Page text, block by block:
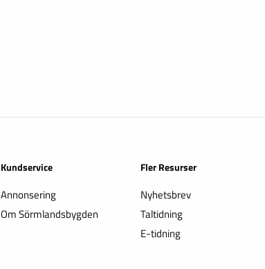
Kundservice
Annonsering
Om Sörmlandsbygden
Fler Resurser
Nyhetsbrev
Taltidning
E-tidning